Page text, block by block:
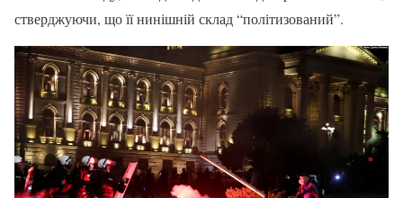
стверджуючи, що її нинішній склад “політизований”.